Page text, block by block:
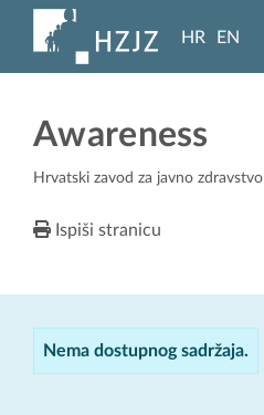
HR EN
Awareness
Hrvatski zavod za javno zdravstvo
Ispiši stranicu
Nema dostupnog sadržaja.